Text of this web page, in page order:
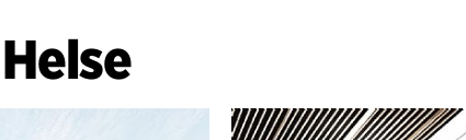
Helse